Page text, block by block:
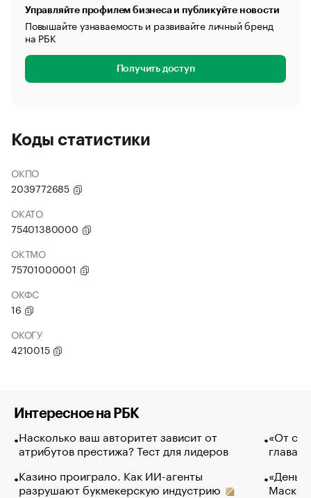
Управляйте профилем бизнеса и публикуйте новости
Повышайте узнаваемость и развивайте личный бренд
на РБК
Получить доступ
Коды статистики
ОКПО
2039772685
ОКАТО
75401380000
ОКТМО
75701000001
ОКФС
16
ОКОГУ
4210015
Интересное на РБК
Насколько ваш авторитет зависит от
атрибутов престижа? Тест для лидеров
Казино проиграло. Как ИИ-агенты
разрушают букмекерскую индустрию
«От
глава
Маск в